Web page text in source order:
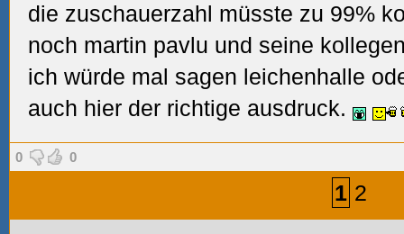
die zuschauerzahl müsste zu 99%
noch martin pavlu und seine
ich würde mal sagen leichenhalle
auch hier der richtige ausdruck.
0 0
1 2